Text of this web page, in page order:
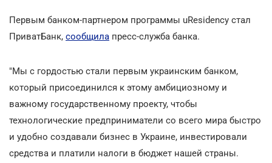
Первым банком-партнером программы uResidency стал
ПриватБанк, сообщила пресс-служба банка.
"Мы с гордостью стали первым украинским банком,
который присоединился к этому амбициозному и
важному государственному проекту, чтобы
технологические предприниматели со всего мира быстро
и удобно создавали бизнес в Украине, инвестировали
средства и платили налоги в бюджет нашей страны.